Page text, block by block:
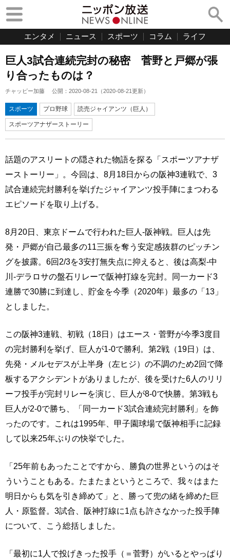
エンタメ ニュース スポーツ コラム ライフ
巨人3試合連続完封の秘密 菅野と戸郷が張
り合ったものは？
チャッピー加藤 公開： 2020-08-21 （2020-08-21更新）
スポーツ プロ野球 読売ジャイアンツ（巨人）
スポーツアナザーストーリー
話題のアスリートの隠された物語を探る「スポーツアナザ
ーストーリー」。今回は、8月18日からの阪神3連戦で、3
試合連続完封勝利を挙げたジャイアンツ投手陣にまつわる
エピソードを取り上げる。
8月20日、東京ドームで行われた巨人-阪神戦。巨人は先
発・戸郷が自己最多の11三振を奪う安定感抜群のピッチン
グを披露。6回2/3を3安打無失点に抑えると、後は高梨-中
川-デラロサの盤石リレーで阪神打線を完封。同一カード3
連勝で30勝に到達し、貯金を今季（2020年）最多の「13」
としました。
この阪神3連戦、初戦（18日）はエース・菅野が今季3度目
の完封勝利を挙げ、巨人が1-0で勝利。第2戦（19日）は、
先発・メルセデスが上半身（左ヒジ）の不調のため2回で降
板するアクシデントがありましたが、後を受けた6人のリリ
ーフ投手が完封リレーを演じ、巨人が8-0で快勝。第3戦も
巨人が2-0で勝ち、「同一カード3試合連続完封勝利」を飾
ったのです。これは1995年、甲子園球場で阪神相手に記録
して以来25年ぶりの快挙でした。
「25年前もあったことですから、勝負の世界というのはそ
ういうこともある。たまたまというところで、我々はまた
明日からも気を引き締めて」と、勝って兜の緒を締めた巨
人・原監督。3試合、阪神打線に1点も許さなかった投手陣
について、こう総括しました。
「最初に1人で投げきった投手（＝菅野）がいるとやっぱり